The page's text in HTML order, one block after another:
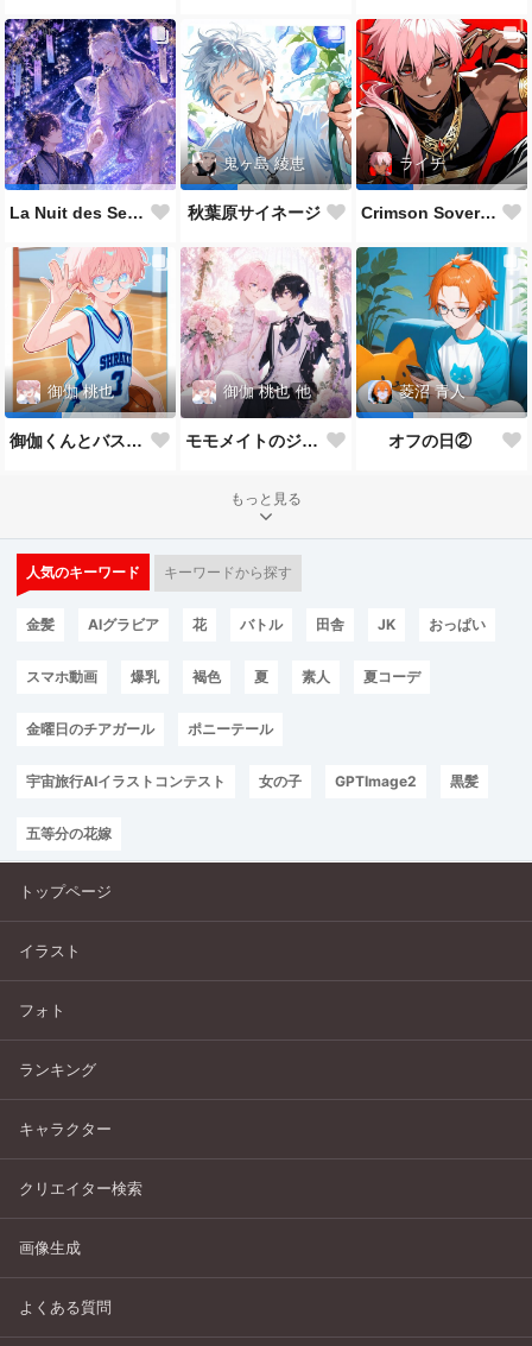
La Nuit des Sept Étoiles
鬼ヶ島 綾恵
秋葉原サイネージ
ライチ
Crimson Sovereign👑
御伽 桃也
御伽くんとバスケ🏀
御伽 桃也 他
モモメイトのジューンブライド*:✨\( ॑˘ ॑◍\ 💒💍 ﾉ◍ ॑˘ ॑ )ﾉ✨:*
菱沼 青人
オフの日②
もっと見る
人気のキーワード キーワードから探す
金髪 AIグラビア 花 バトル 田舎 JK おっぱい
スマホ動画 爆乳 褐色 夏 素人 夏コーデ
金曜日のチアガール ポニーテール
宇宙旅行AIイラストコンテスト 女の子 GPTImage2 黒髪
五等分の花嫁
トップページ
イラスト
フォト
ランキング
キャラクター
クリエイター検索
画像生成
よくある質問